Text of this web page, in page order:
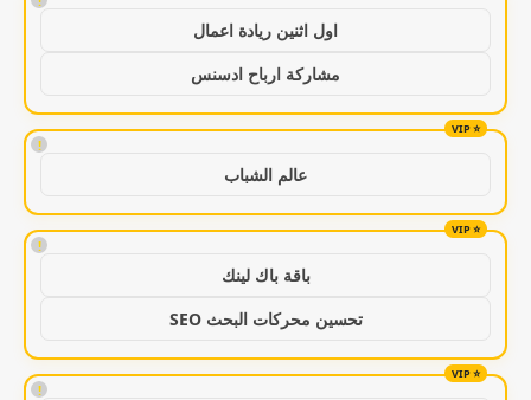
اول اثنين ريادة اعمال
مشاركة ارباح ادسنس
!
عالم الشباب
!
باقة باك لينك
تحسين محركات البحث SEO
!